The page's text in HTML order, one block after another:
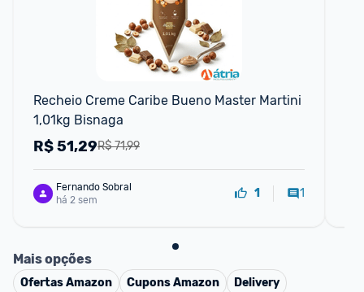
Recheio Creme Caribe Bueno Master Martini
1,01kg Bisnaga
R$ 71,99
R$51,29
Fernando Sobral
há 2 sem
1 1
Mais opções
OfertasAmazon CuponsAmazon
Delivery